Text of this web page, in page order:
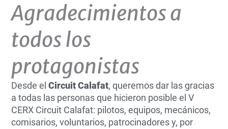
Agradecimientos a
todos los
protagonistas
Desde elCircuit Calafat, queremos dar las gracias
a todas las personas que hicieron posible el V
CERX Circuit Calafat: pilotos, equipos, mecánicos,
comisarios, voluntarios, patrocinadores y, por